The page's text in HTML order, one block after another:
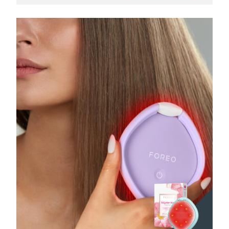
Polen Förväntad leverans8/11/26
Portugal Förväntad leverans8/10/26
Puerto Rico Förväntad leverans8/12/26
Qatar Förväntad leverans8/11/26
Réunion Förväntad leverans8/15/26
Förväntad leverans 8/10/26
Förväntad leverans 8/18/26
Saudiarabien Förväntad leverans8/11/26
Förväntad leverans8/12/26